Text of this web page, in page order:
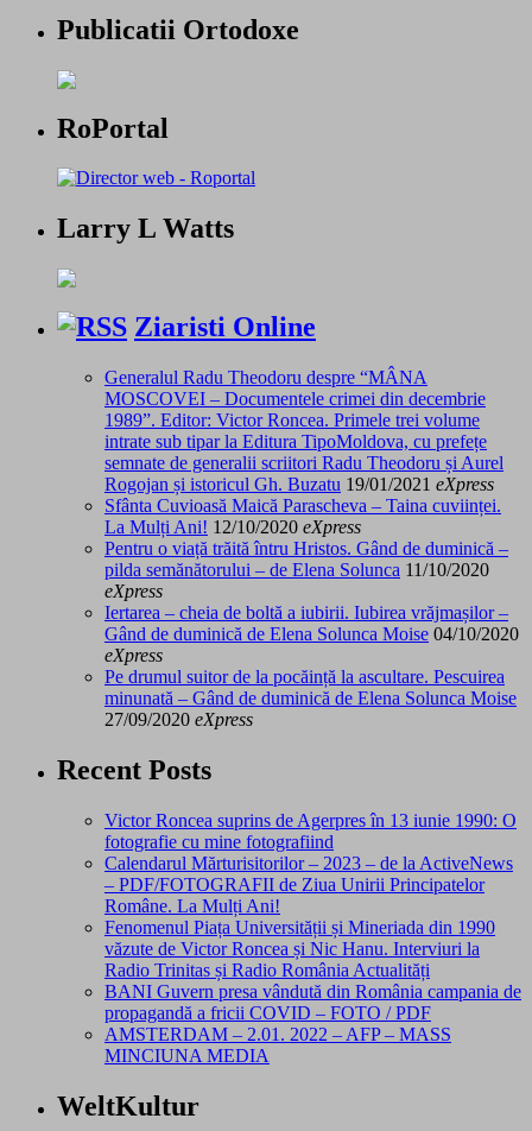
Publicatii Ortodoxe
RoPortal
Larry L Watts
Ziaristi Online
Generalul Radu Theodoru despre “MÂNA
MOSCOVEI – Documentele crimei din decembrie
1989”. Editor: Victor Roncea. Primele trei volume
intrate sub tipar la Editura TipoMoldova, cu prefețe
semnate de generalii scriitori Radu Theodoru și Aurel
Rogojan și istoricul Gh. Buzatu 19/01/2021 eXpress
Sfânta Cuvioasă Maică Parascheva – Taina cuviinței.
La Mulți Ani! 12/10/2020 eXpress
Pentru o viață trăită întru Hristos. Gând de duminică –
pilda semănătorului – de Elena Solunca 11/10/2020
eXpress
Iertarea – cheia de boltă a iubirii. Iubirea vrăjmașilor –
Gând de duminică de Elena Solunca Moise 04/10/2020
eXpress
Pe drumul suitor de la pocăință la ascultare. Pescuirea
minunată – Gând de duminică de Elena Solunca Moise
27/09/2020 eXpress
Recent Posts
Victor Roncea suprins de Agerpres în 13 iunie 1990: O
fotografie cu mine fotografiind
Calendarul Mărturisitorilor – 2023 – de la ActiveNews
– PDF/FOTOGRAFII de Ziua Unirii Principatelor
Române. La Mulți Ani!
Fenomenul Piața Universității și Mineriada din 1990
văzute de Victor Roncea și Nic Hanu. Interviuri la
Radio Trinitas și Radio România Actualități
BANI Guvern presa vândută din România campania de
propagandă a fricii COVID – FOTO / PDF
AMSTERDAM – 2.01. 2022 – AFP – MASS
MINCIUNA MEDIA
WeltKultur